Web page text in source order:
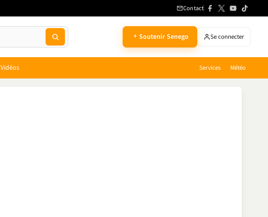
Contact
Soutenir Senego Se connecter
Vidéos Services Météo